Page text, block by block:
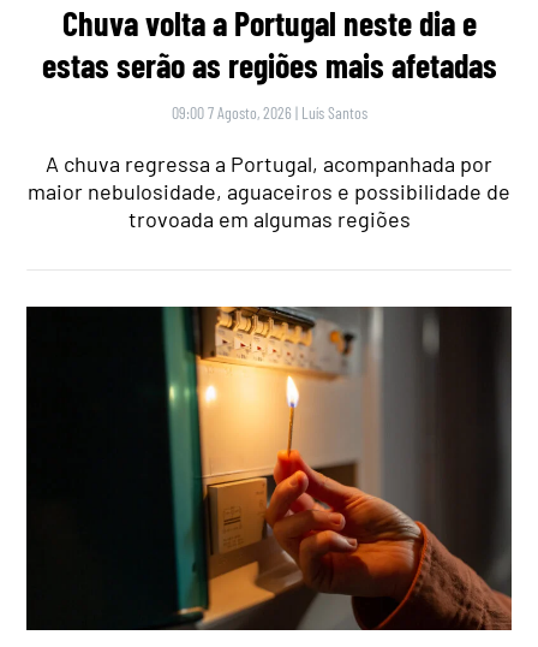
Chuva volta a Portugal neste dia e
estas serão as regiões mais afetadas
09:00 7 Agosto, 2026 | Luís Santos
A chuva regressa a Portugal, acompanhada por
maior nebulosidade, aguaceiros e possibilidade de
trovoada em algumas regiões